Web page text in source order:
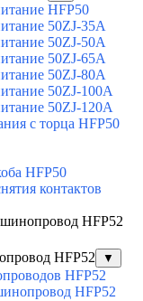
HFP50
50ZJ-35A
50ZJ-50A
50ZJ-65A
50ZJ-80A
50ZJ-100A
50ZJ-120A
с торца HFP50
HFP50
контактов
HFP52
HFP52 ▼
HFP52
HFP52